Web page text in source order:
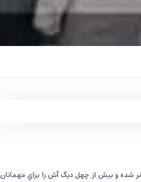
شب قبل در مسجد مستقر شده و بيش از چهل ديگ آش را براي مهمانان